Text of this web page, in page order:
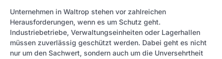
Unternehmen in Waltrop stehen vor zahlreichen
Herausforderungen, wenn es um Schutz geht.
Industriebetriebe, Verwaltungseinheiten oder Lagerhallen
müssen zuverlässig geschützt werden. Dabei geht es nicht
nur um den Sachwert, sondern auch um die Unversehrtheit